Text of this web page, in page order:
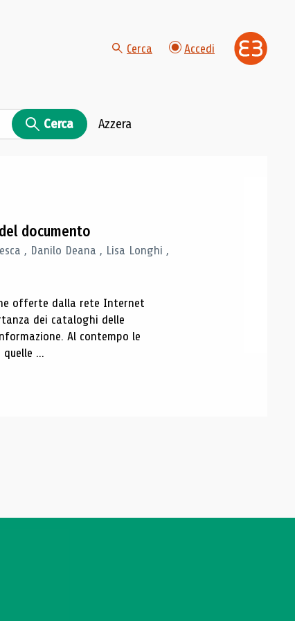
Cerca Accedi
Cerca Azzera
documento
, Danilo Deana , Lisa Longhi ,
offerte dalla rete Internet
dei cataloghi delle
Al contempo le
...